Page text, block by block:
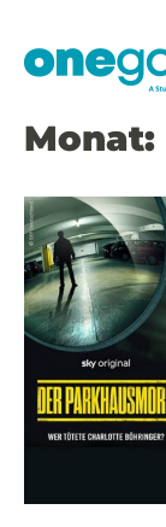
content
Monat: